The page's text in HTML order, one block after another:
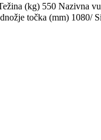
(kg) 550 Nazivna
točka (mm) 1080/